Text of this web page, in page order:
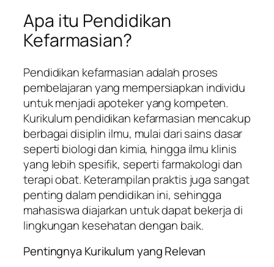
Apa itu Pendidikan
Kefarmasian?
Pendidikan kefarmasian adalah proses
pembelajaran yang mempersiapkan individu
untuk menjadi apoteker yang kompeten.
Kurikulum pendidikan kefarmasian mencakup
berbagai disiplin ilmu, mulai dari sains dasar
seperti biologi dan kimia, hingga ilmu klinis
yang lebih spesifik, seperti farmakologi dan
terapi obat. Keterampilan praktis juga sangat
penting dalam pendidikan ini, sehingga
mahasiswa diajarkan untuk dapat bekerja di
lingkungan kesehatan dengan baik.
Pentingnya Kurikulum yang Relevan